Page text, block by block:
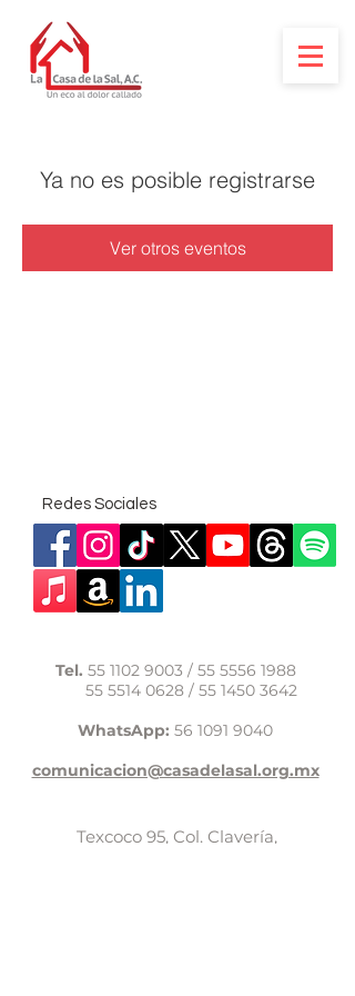
Ya no es posible registrarse
Ver otros eventos
Redes Sociales
Tel. 55 1102 9003 / 55 5556 1988
55 5514 0628/ 55 1450 3642
WhatsApp: 56 1091 9040
comunicacion@casadelasal.org.mx
Texcoco 95, Col. Clavería,